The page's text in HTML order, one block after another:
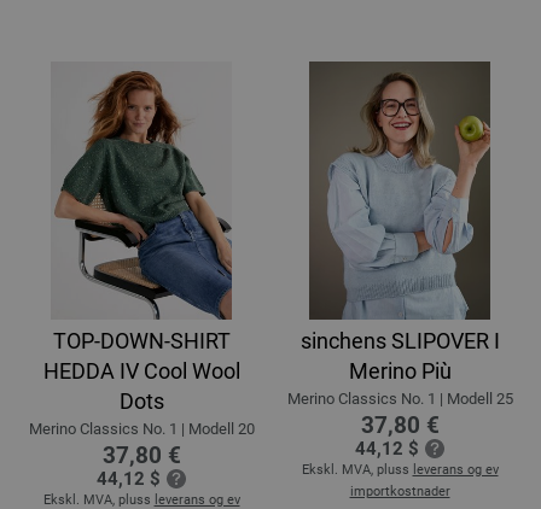
TOP-DOWN-SHIRT
HEDDA IV Cool Wool
Dots
Merino Classics No. 1 | Modell 20
37,80 €
44,12 $
Ekskl. MVA, pluss leverans og ev
sinchens SLIPOVER I
Merino Più
Merino Classics No. 1 | Modell 25
37,80 €
44,12 $
Ekskl. MVA, pluss leverans og ev
importkostnader